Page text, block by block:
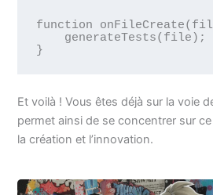
function
Et voilà ! Vous êtes déjà sur la voie
permet ainsi de se concentrer sur
la création et l’innovation.